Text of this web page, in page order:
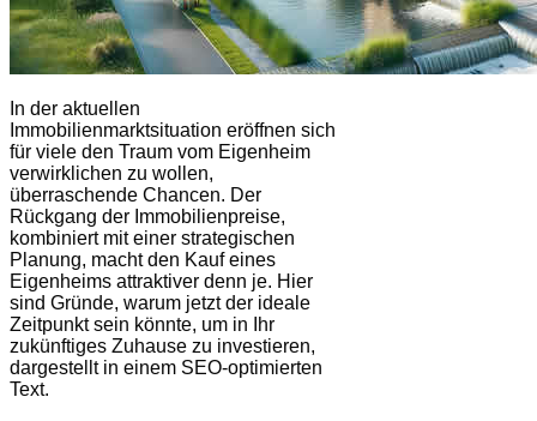
In der aktuellen
Immobilienmarktsituation eröffnen sich
für viele den Traum vom Eigenheim
verwirklichen zu wollen,
überraschende Chancen. Der
Rückgang der Immobilienpreise,
kombiniert mit einer strategischen
Planung, macht den Kauf eines
Eigenheims attraktiver denn je. Hier
sind Gründe, warum jetzt der ideale
Zeitpunkt sein könnte, um in Ihr
zukünftiges Zuhause zu investieren,
dargestellt in einem SEO-optimierten
Text.